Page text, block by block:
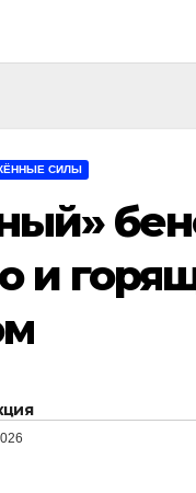
СИЛЫ
и